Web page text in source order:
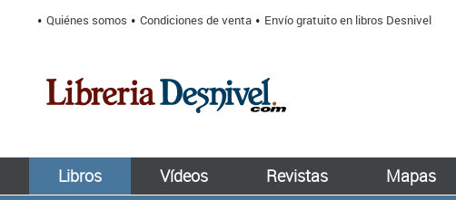
Quiénes somos Condiciones de venta Envío gratuito en libros Desnivel
Libros Vídeos Revistas Mapas